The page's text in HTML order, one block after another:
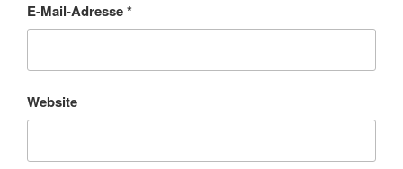
E-Mail-Adresse*
Website